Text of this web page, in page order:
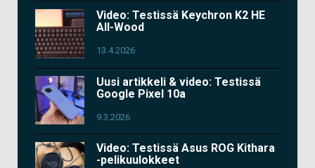
Video: Testissä Keychron K2 HE
All-Wood
13.4.2026
Uusi artikkeli & video: Testissä
Google Pixel 10a
9.3.2026
Video: Testissä Asus ROG Kithara
-pelikuulokkeet